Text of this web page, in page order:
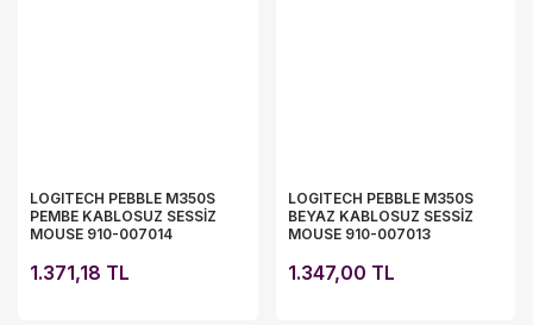
LOGITECH PEBBLE M350S
PEMBE KABLOSUZ SESSİZ
MOUSE 910-007014
1.371,18 TL
LOGITECH PEBBLE M350S
BEYAZ KABLOSUZ SESSİZ
MOUSE 910-007013
1.347,00 TL